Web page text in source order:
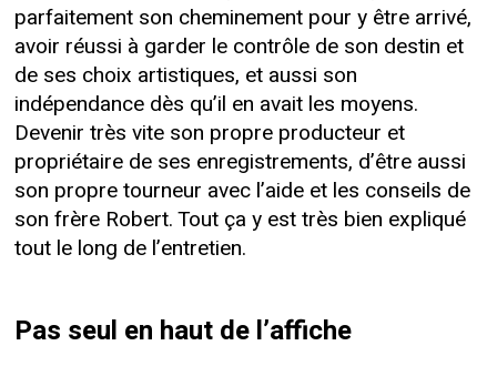
parfaitement son cheminement pour y être arrivé,
avoir réussi à garder le contrôle de son destin et
de ses choix artistiques, et aussi son
indépendance dès qu’il en avait les moyens.
Devenir très vite son propre producteur et
propriétaire de ses enregistrements, d’être aussi
son propre tourneur avec l’aide et les conseils de
son frère Robert. Tout ça y est très bien expliqué
tout le long de l’entretien.
Pas seul en haut de l’affiche